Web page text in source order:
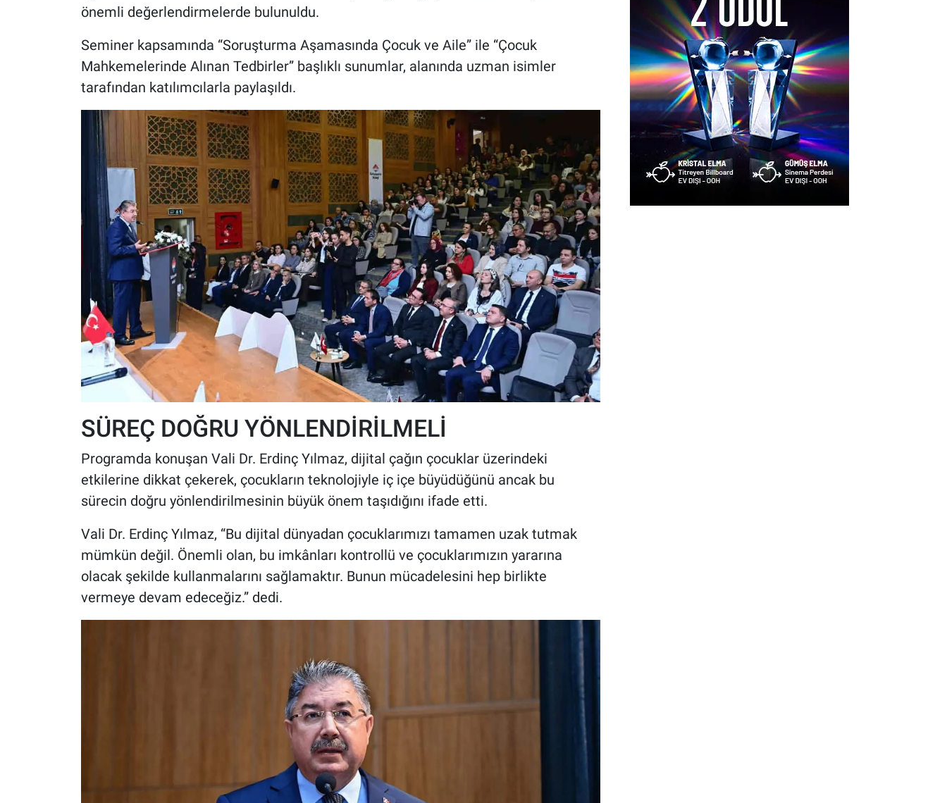
önemli değerlendirmelerde bulunuldu.
Seminer kapsamında “Soruşturma Aşamasında Çocuk ve Aile” ile “Çocuk
Mahkemelerinde Alınan Tedbirler” başlıklı sunumlar, alanında uzman isimler
tarafından katılımcılarla paylaşıldı.
SÜREÇ DOĞRU YÖNLENDİRİLMELİ
Programda konuşan Vali Dr. Erdinç Yılmaz, dijital çağın çocuklar üzerindeki
etkilerine dikkat çekerek, çocukların teknolojiyle iç içe büyüdüğünü ancak bu
sürecin doğru yönlendirilmesinin büyük önem taşıdığını ifade etti.
Vali Dr. Erdinç Yılmaz, “Bu dijital dünyadan çocuklarımızı tamamen uzak tutmak
mümkün değil. Önemli olan, bu imkânları kontrollü ve çocuklarımızın yararına
olacak şekilde kullanmalarını sağlamaktır. Bunun mücadelesini hep birlikte
vermeye devam edeceğiz.” dedi.